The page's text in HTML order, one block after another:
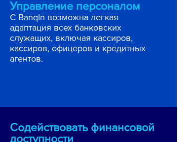
Управление персоналом
С BanqIn возможна легкая
адаптация всех банковских
служащих, включая кассиров,
кассиров, офицеров и кредитных
агентов.
Содействовать финансовой
доступности